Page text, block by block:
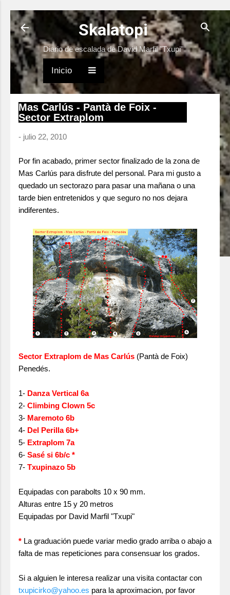
Ir al contenido principal
Skalatopi
Diario de escalada de David Marfil "Txupi"
Inicio
Mas Carlús - Pantà de Foix -
Sector Extraplom
- julio 22, 2010
Por fin acabado, primer sector finalizado de la zona de
Mas Carlús para disfrute del personal. Para mi gusto a
quedado un sectorazo para pasar una mañana o una
tarde bien entretenidos y que seguro no nos dejara
indiferentes.
Sector Extraplom de Mas Carlús (Pantà de Foix)
Penedés.
1- Danza Vertical 6a
2- Climbing Clown 5c
3- Maremoto 6b
4- Del Perilla 6b+
5- Extraplom 7a
6- Sasé si 6b/c *
7- Txupinazo 5b
Equipadas con parabolts 10 x 90 mm.
Alturas entre 15 y 20 metros
Equipadas por David Marfil "Txupi"
* La graduación puede variar medio grado arriba o abajo a
falta de mas repeticiones para consensuar los grados.
Si a alguien le interesa realizar una visita contactar con
txupicirko@yahoo.es para la aproximacion, por favor